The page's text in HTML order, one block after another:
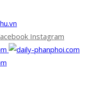
Instagram